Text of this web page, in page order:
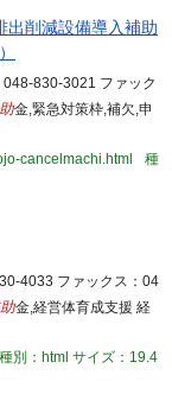
出削減設備導入補助
830-3021 ファック
金,緊急対策枠,補欠,申
cancelmachi.html
種
4033 ファックス：04
金,経営体育成支援 経
種別：html サイズ：19.4